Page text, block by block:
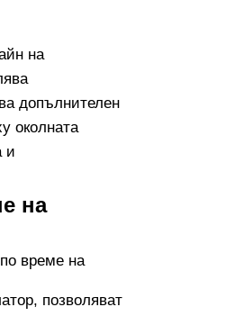
на
допълнителен
околната
и
на
време на
позволяват